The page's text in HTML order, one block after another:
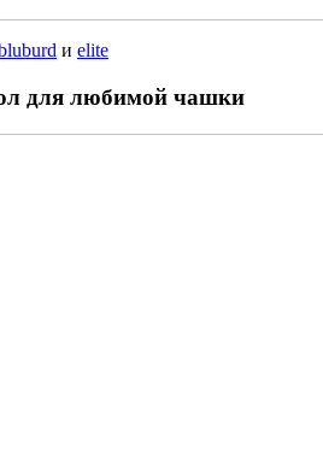
и elite
для любимой чашки